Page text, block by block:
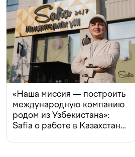
«Наша миссия — построить
международную компанию
родом из Узбекистана»:
Safia о работе в Казахстане,